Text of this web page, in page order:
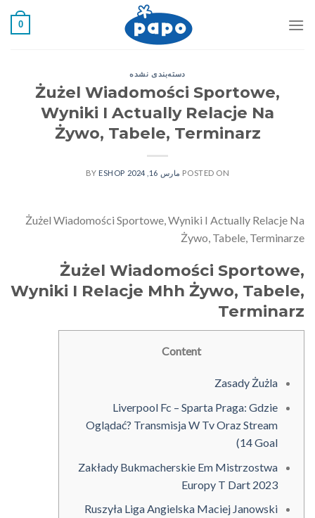
0
دسته‌بندی نشده
Żużel Wiadomości Sportowe,
Wyniki I Actually Relacje Na
Żywo, Tabele, Terminarz
POSTED ON مارس 16, 2024 ESHOP
Żużel Wiadomości Sportowe, Wyniki I Actually Relacje Na
Żywo, Tabele, Terminarze
Żużel Wiadomości Sportowe,
Wyniki I Relacje Mhh Żywo, Tabele,
Terminarz
Content
Zasady Żużla
Liverpool Fc – Sparta Praga: Gdzie
Oglądać? Transmisja W Tv Oraz Stream
(14 Goal
Zakłady Bukmacherskie Em Mistrzostwa
Europy T Dart 2023
Ruszyła Liga Angielska Maciej Janowski